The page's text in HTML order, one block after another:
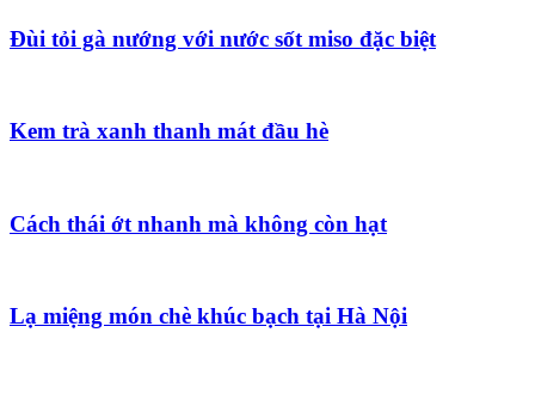
Đùi tỏi gà nướng với nước sốt miso đặc biệt
Kem trà xanh thanh mát đầu hè
Cách thái ớt nhanh mà không còn hạt
Lạ miệng món chè khúc bạch tại Hà Nội